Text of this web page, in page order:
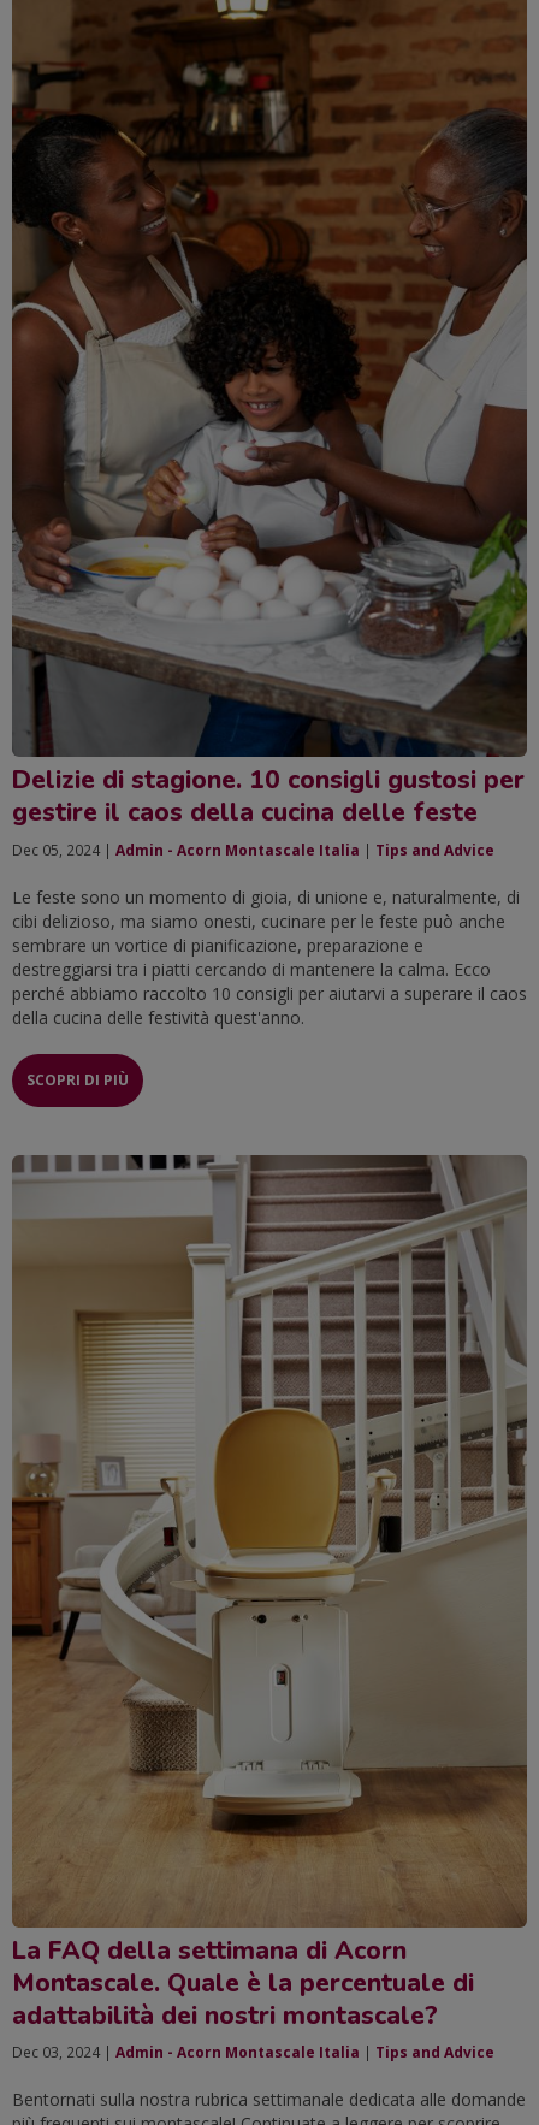
Delizie di stagione. 10 consigli gustosi per
gestire il caos della cucina delle feste
Dec 05, 2024 | Admin - Acorn Montascale Italia | Tips and Advice
Le feste sono un momento di gioia, di unione e, naturalmente, di
cibi delizioso, ma siamo onesti, cucinare per le feste può anche
sembrare un vortice di pianificazione, preparazione e
destreggiarsi tra i piatti cercando di mantenere la calma. Ecco
perché abbiamo raccolto 10 consigli per aiutarvi a superare il caos
della cucina delle festività quest'anno.
SCOPRI DI PIÙ
La FAQ della settimana di Acorn
Montascale. Quale è la percentuale di
adattabilità dei nostri montascale?
Dec 03, 2024 | Admin - Acorn Montascale Italia | Tips and Advice
Bentornati sulla nostra rubrica settimanale dedicata alle domande